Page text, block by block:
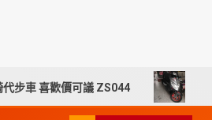
歡價可議 ZS044 南投流當機